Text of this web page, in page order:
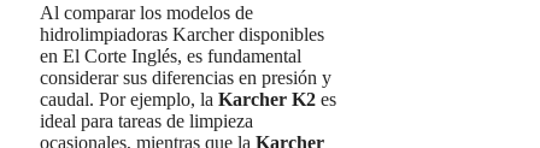
Al comparar los modelos de
hidrolimpiadoras Karcher disponibles
en El Corte Inglés, es fundamental
considerar sus diferencias en presión y
caudal. Por ejemplo, la Karcher K2 es
ideal para tareas de limpieza
ocasionales, mientras que la Karcher